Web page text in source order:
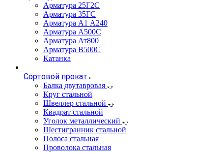
Арматура 25Г2С
Арматура 35ГС
Арматура А1 А240
Арматура А500С
Арматура Ат800
Арматура В500С
Катанка
Сортовой прокат
Балка двутавровая
Круг стальной
Швеллер стальной
Квадрат стальной
Уголок металлический
Шестигранник стальной
Полоса стальная
Проволока стальная